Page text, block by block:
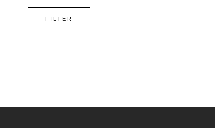
FILTER